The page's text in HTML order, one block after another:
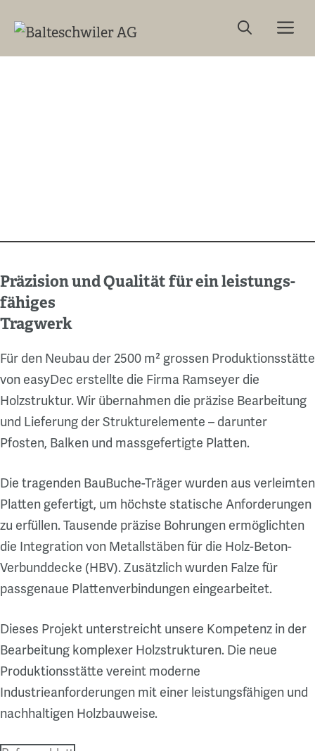
zum
Präzision und Qualität für ein leistungs-
fähiges
Tragwerk
Für den Neubau der 2500 m² grossen Produktionsstätte
von easyDec erstellte die Firma Ramseyer die
Holzstruktur. Wir übernahmen die präzise Bearbeitung
und Lieferung der Strukturelemente – darunter
Pfosten, Balken und massgefertigte Platten.
Die tragenden BauBuche-Träger wurden aus verleimten
Platten gefertigt, um höchste statische Anforderungen
zu erfüllen. Tausende präzise Bohrungen ermöglichten
die Integration von Metallstäben für die Holz-Beton-
Verbunddecke (HBV). Zusätzlich wurden Falze für
passgenaue Plattenverbindungen eingearbeitet.
Dieses Projekt unterstreicht unsere Kompetenz in der
Bearbeitung komplexer Holzstrukturen. Die neue
Produktionsstätte vereint moderne
Industrieanforderungen mit einer leistungsfähigen und
nachhaltigen Holzbauweise.